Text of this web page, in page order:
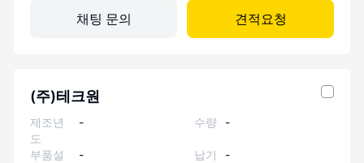
채팅 문의 견적요청
(주)테크원
제조년
도
- 수량 -
부품설
- 납기 -